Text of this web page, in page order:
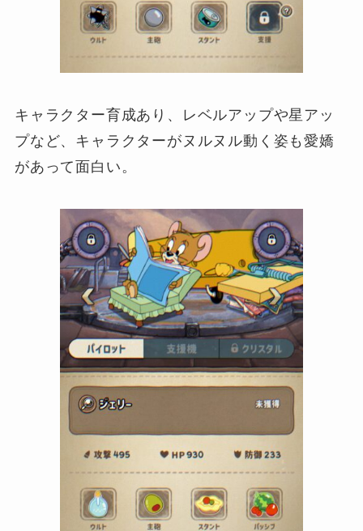
キャラクター育成あり、レベルアップや星アッ
プなど、キャラクターがヌルヌル動く姿も愛嬌
があって面白い。